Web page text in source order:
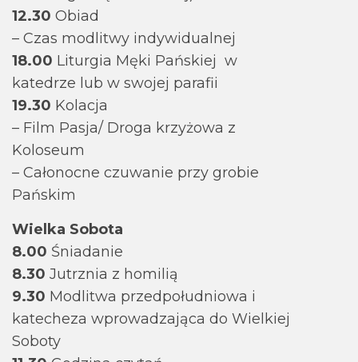
12.30 Obiad
– Czas modlitwy indywidualnej
18.00 Liturgia Męki Pańskiej w
katedrze lub w swojej parafii
19.30 Kolacja
– Film Pasja/ Droga krzyżowa z
Koloseum
– Całonocne czuwanie przy grobie
Pańskim
Wielka Sobota
8.00 Śniadanie
8.30 Jutrznia z homilią
9.30 Modlitwa przedpołudniowa i
katecheza wprowadzająca do Wielkiej
Soboty